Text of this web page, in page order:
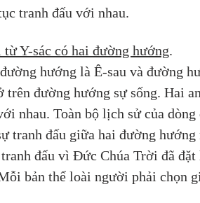
tranh đấu với nhau.
từ Y-sác có hai đường hướng.
hướng là Ê-sau và đường
trên đường hướng sự sống. Hai
nhau. Toàn bộ lịch sử của
tranh đấu giữa hai đường
đấu vì Đức Chúa Trời đã
bản thể loài người phải chọn